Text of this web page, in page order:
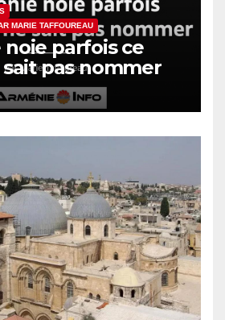
MARIE TAFFOUREAU
noie parfois ce
sait pas nommer